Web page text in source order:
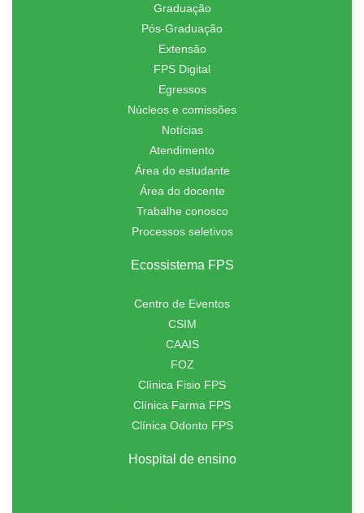
Graduação
Pós-Graduação
Extensão
FPS Digital
Egressos
Núcleos e comissões
Notícias
Atendimento
Área do estudante
Área do docente
Trabalhe conosco
Processos seletivos
Ecossistema FPS
Centro de Eventos
CSIM
CAAIS
FOZ
Clínica Fisio FPS
Clínica Farma FPS
Clínica Odonto FPS
Hospital de ensino